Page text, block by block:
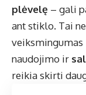
plėvelę – gali
ant stiklo. Tai
veiksmingumas
naudojimo ir
reikia skirti